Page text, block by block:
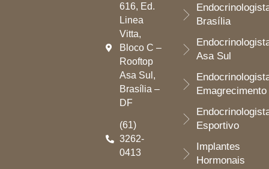
616, Ed.
Linea
Vitta,
Bloco C –
Rooftop
Asa Sul,
Brasília –
DF
(61)
3262-
0413
Brasília
Asa Sul
Emagrecimento
Esportivo
Implantes
Hormonais